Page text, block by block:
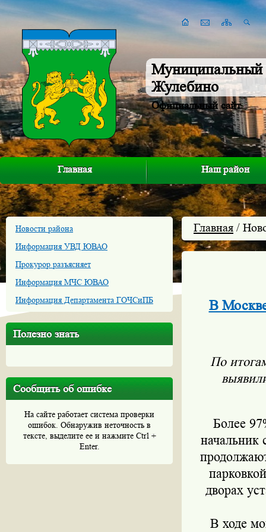
Муниципальный
Жулебино
Официальный сайт
Главная Наш район
Новости района
Информация УВД ЮВАО
Прокурор разъясняет
Информация МЧС ЮВАО
Информация Департамента ГОЧСиПБ
Полезно знать
Сообщить об ошибке
На сайте работает система проверки
ошибок. Обнаружив неточность в
тексте, выделите ее и нажмите Ctrl +
Enter.
Главная /
В
По
Более
дворах
В ходе